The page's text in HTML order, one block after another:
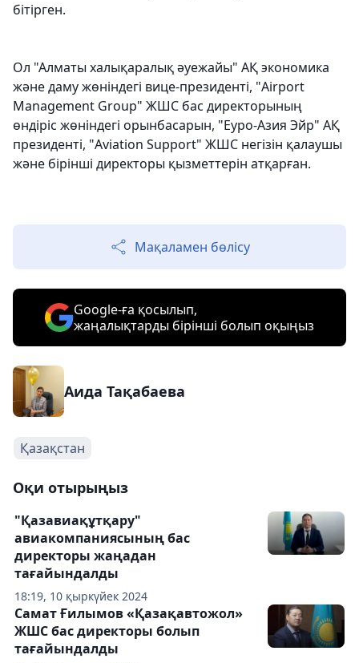
бітірген.
Ол "Алматы халықаралық әуежайы" АҚ экономика
және даму жөніндегі вице-президенті, "Airport
Management Group" ЖШС бас директорының
өндіріс жөніндегі орынбасарын, "Еуро-Азия Эйр" АҚ
президенті, "Aviation Support" ЖШС негізін қалаушы
және бірінші директоры қызметтерін атқарған.
Мақаламен бөлісу
Google-ға қосылып,
жаңалықтарды бірінші болып оқыңыз
Аида Тақабаева
Қазақстан
Оқи отырыңыз
18:19, 10 қыркүйек 2024
"Қазавиақұтқару"
авиакомпаниясының бас
директоры жаңадан
тағайындалды
Самат Ғилымов «Қазақавтожол»
ЖШС бас директоры болып
тағайындалды